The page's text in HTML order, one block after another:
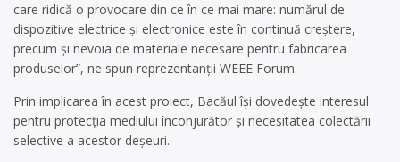
care ridică o provocare din ce în ce mai mare: numărul de
dispozitive electrice și electronice este în continuă creștere,
precum și nevoia de materiale necesare pentru fabricarea
produselor”, ne spun reprezentanții WEEE Forum.
Prin implicarea în acest proiect, Bacăul își dovedește interesul
pentru protecția mediului înconjurător și necesitatea colectării
selective a acestor deșeuri.